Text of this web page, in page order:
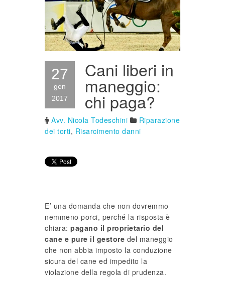
27
gen
2017
Cani liberi in
maneggio:
chi paga?
Avv. Nicola Todeschini
Riparazione
dei torti, Risarcimento danni
E’ una domanda che non dovremmo
nemmeno porci, perché la risposta è
chiara: pagano il proprietario del
cane e pure il gestore del maneggio
che non abbia imposto la conduzione
sicura del cane ed impedito la
violazione della regola di prudenza.